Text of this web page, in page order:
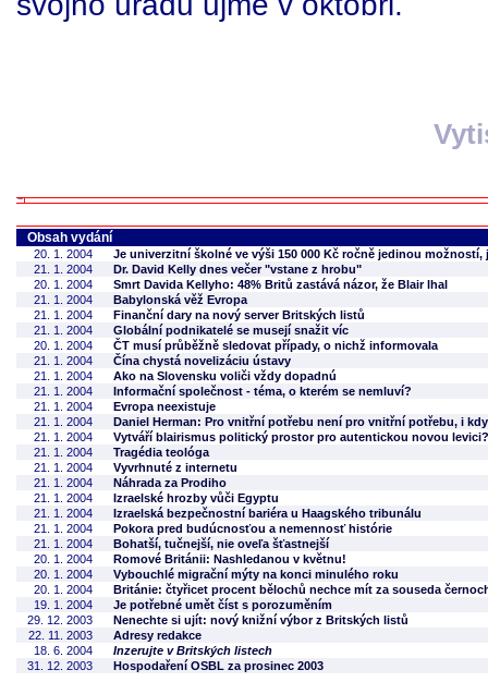
Obsah vydání
20. 1. 2004
Je univerzitní školné ve výši 150 000 Kč ročně jedinou
21. 1. 2004
Dr. David Kelly dnes večer "vstane z hrobu"
20. 1. 2004
Smrt Davida Kellyho: 48% Britů zastává názor, že Blair lhal
21. 1. 2004
Babylonská věž Evropa
21. 1. 2004
Finanční dary na nový server Britských listů
21. 1. 2004
Globální podnikatelé se musejí snažit víc
20. 1. 2004
ČT musí průběžně sledovat případy, o nichž informovala
21. 1. 2004
Čína chystá novelizáciu ústavy
21. 1. 2004
Ako na Slovensku voliči vždy dopadnú
21. 1. 2004
Informační společnost - téma, o kterém se nemluví?
21. 1. 2004
Evropa neexistuje
21. 1. 2004
Daniel Herman: Pro vnitřní potřebu není pro vnitřní potřebu, i
21. 1. 2004
Vytváří blairismus politický prostor pro autentickou novou levici?
21. 1. 2004
Tragédia teológa
21. 1. 2004
Vyvrhnuté z internetu
21. 1. 2004
Náhrada za Prodiho
21. 1. 2004
Izraelské hrozby vůči Egyptu
21. 1. 2004
Izraelská bezpečnostní bariéra u Haagského tribunálu
21. 1. 2004
Pokora pred budúcnosťou a nemennosť histórie
21. 1. 2004
Bohatší, tučnejší, nie oveľa šťastnejší
20. 1. 2004
Romové Británii: Nashledanou v květnu!
20. 1. 2004
Vybouchlé migrační mýty na konci minulého roku
20. 1. 2004
Británie: čtyřicet procent bělochů nechce mít za souseda
19. 1. 2004
Je potřebné umět číst s porozuměním
29. 12. 2003
Nenechte si ujít: nový knižní výbor z Britských listů
22. 11. 2003
Adresy redakce
18. 6. 2004
Inzerujte v Britských listech
31. 12. 2003
Hospodaření OSBL za prosinec 2003